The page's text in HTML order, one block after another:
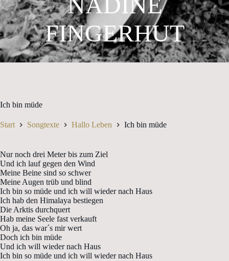
FINGERHUT
Ich bin müde
Start Songtexte Hallo Leben Ich bin müde
Nur noch drei Meter bis zum Ziel
Und ich lauf gegen den Wind
Meine Beine sind so schwer
Meine Augen trüb und blind
Ich bin so müde und ich will wieder nach Haus
Ich hab den Himalaya bestiegen
Die Arktis durchquert
Hab meine Seele fast verkauft
Oh ja, das war´s mir wert
Doch ich bin müde
Und ich will wieder nach Haus
Ich bin so müde und ich will wieder nach Haus